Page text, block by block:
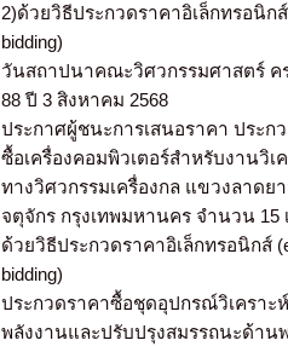
2)ด้วยวิธีประกวดราคาอิเล็กทรอนิก
bidding)
วันสถาปนาคณะวิศวกรรมศาสตร์ ค
88 ปี 3 สิงหาคม 2568
ประกาศผู้ชนะการเสนอราคา ประก
ซื้อเครื่องคอมพิวเตอร์สำหรับงานวิเ
ทางวิศวกรรมเครื่องกล แขวงลาดย
จตุจักร กรุงเทพมหานคร จำนวน 15
ด้วยวิธีประกวดราคาอิเล็กทรอนิกส์
bidding)
ประกวดราคาซื้อชุดอุปกรณ์วิเคราะ
พลังงานและปรับปรุงสมรรถนะด้าน